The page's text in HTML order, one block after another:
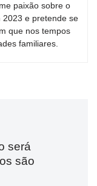
paixão sobre o
2023 e pretende se
que nos tempos
familiares.
será
são